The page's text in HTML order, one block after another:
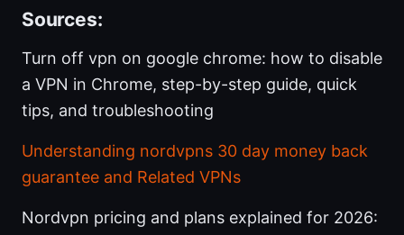
Sources:
Turn off vpn on google chrome: how to disable
a VPN in Chrome, step-by-step guide, quick
tips, and troubleshooting
Understanding nordvpns 30 day money back
guarantee and Related VPNs
Nordvpn pricing and plans explained for 2026: